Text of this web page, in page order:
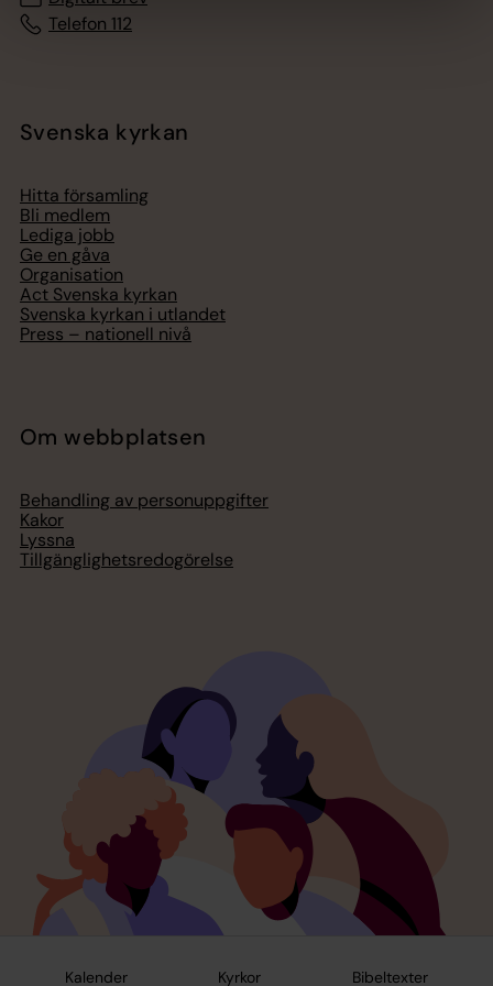
Kalender Kyrkor Bibeltexter
Telefon 112
Svenska kyrkan
Hitta församling
Bli medlem
Lediga jobb
Ge en gåva
Organisation
Act Svenska kyrkan
Svenska kyrkan i utlandet
Press – nationell nivå
Om webbplatsen
Behandling av personuppgifter
Kakor
Lyssna
Tillgänglighetsredogörelse